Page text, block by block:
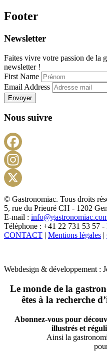
Footer
Newsletter
Faites vivre votre passion de la
newsletter !
First Name
Email Address
Envoyer
Nous suivre
© Gastronomiac. Tous droits
5, rue du Prieuré CH - 1202
E-mail :
Téléphone : +41 22 731 53 57
CONTACT | Mentions légales |
Webdesign & développement :
Le monde de la
êtes à la recherche
Abonnez-vous pour
illustrés et
Ainsi la